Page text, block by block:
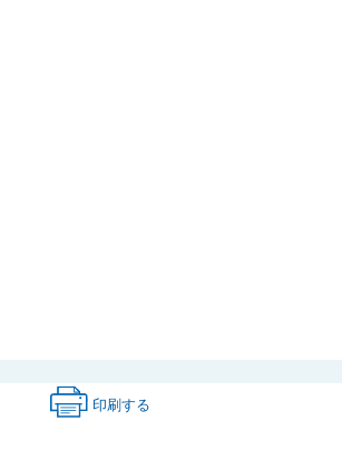
印刷する
（印刷用ページが新しいタブで開きます）